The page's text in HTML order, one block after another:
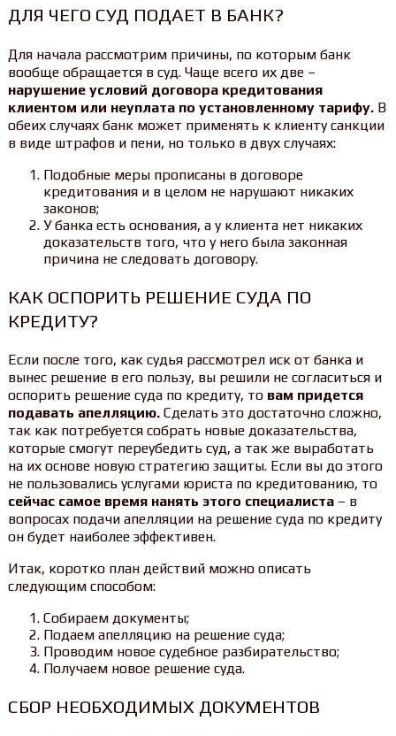
ДЛЯ ЧЕГО СУД ПОДАЕТ В БАНК?
Для начала рассмотрим причины, по которым банк
вообще обращается в суд. Чаще всего их две –
нарушение условий договора кредитования
клиентом или неуплата по установленному тарифу.В
обеих случаях банк может применять к клиенту санкции
в виде штрафов и пени, но только в двух случаях:
Подобные меры прописаны в договоре
кредитования и в целом не нарушают никаких
законов;
У банка есть основания, а у клиента нет никаких
доказательств того, что у него была законная
причина не следовать договору.
КАК ОСПОРИТЬ РЕШЕНИЕ СУДА ПО
КРЕДИТУ?
Если после того, как судья рассмотрел иск от банка и
вынес решение в его пользу, вы решили не согласиться и
оспорить решение суда по кредиту, то вам придется
подавать апелляцию.Сделать это достаточно сложно,
так как потребуется собрать новые доказательства,
которые смогут переубедить суд, а так же выработать
на их основе новую стратегию защиты. Если вы до этого
не пользовались услугами юриста по кредитованию, то
сейчас самое время нанять этого специалиста– в
вопросах подачи апелляции на решение суда по кредиту
он будет наиболее эффективен.
Итак, коротко план действий можно описать
следующим способом:
Собираем документы;
Подаем апелляцию на решение суда;
Проводим новое судебное разбирательство;
Получаем новое решение суда.
СБОР НЕОБХОДИМЫХ ДОКУМЕНТОВ